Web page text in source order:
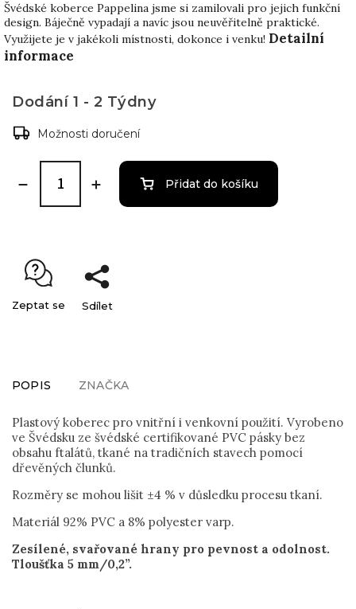
Švédské koberce Pappelina jsme si zamilovali pro jejich funkční
design. Báječně vypadají a navíc jsou neuvěřitelně praktické.
Využijete je v jakékoli místnosti, dokonce i venku! Detailní
informace
Dodání 1 - 2 Týdny
Možnosti doručení
Přidat do košíku
Zeptat se Sdílet
POPIS ZNAČKA
Plastový koberec pro vnitřní i venkovní použití. Vyrobeno
ve Švédsku ze švédské certifikované PVC pásky bez
obsahu ftalátů, tkané na tradičních stavech pomocí
dřevěných člunků.
Rozměry se mohou lišit ±4 % v důsledku procesu tkaní.
Materiál 92% PVC a 8% polyester varp.
Zesílené, svařované hrany pro pevnost a odolnost.
Tloušťka 5 mm/0,2”.